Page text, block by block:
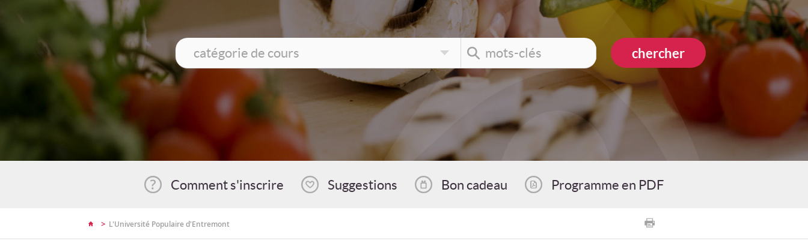
Comment s'inscrire Suggestions Bon cadeau Programme en PDF
> L'Université Populaire d'Entremont